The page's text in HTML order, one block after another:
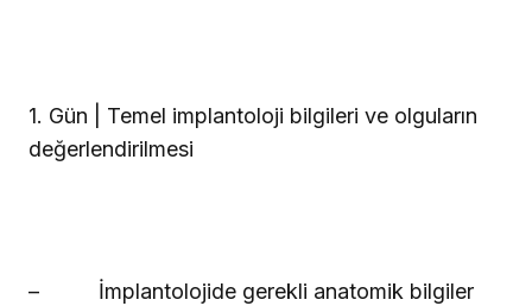
1. Gün | Temel implantoloji bilgileri ve olguların
değerlendirilmesi
– İmplantolojide gerekli anatomik bilgiler